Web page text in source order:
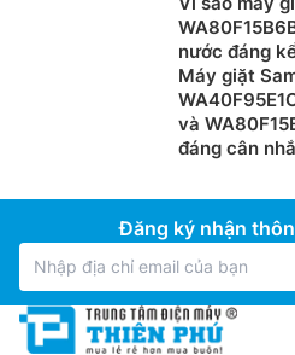
nước đáng
Máy giặt
và
đáng cân
Đăng ký nhận